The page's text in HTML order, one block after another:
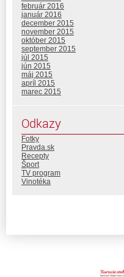
február 2016
január 2016
december 2015
november 2015
október 2015
september 2015
júl 2015
jún 2015
máj 2015
apríl 2015
marec 2015
Odkazy
Fotky
Pravda.sk
Recepty
Šport
TV program
Vinotéka